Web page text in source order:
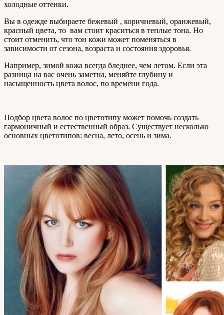
холодные оттенки.
Вы в одежде выбираете бежевый , коричневый, оранжевый,
красный цвета, то вам стоит краситься в теплые тона. Но
стоит отменить, что тон кожи может поменяться в
зависимости от сезона, возраста и состояния здоровья.
Например, зимой кожа всегда бледнее, чем летом. Если эта
разница на вас очень заметна, меняйте глубину и
насыщенность цвета волос, по времени года.
Подбор цвета волос по цветотипу может помочь создать
гармоничный и естественный образ. Существует несколько
основных цветотипов: весна, лето, осень и зима.